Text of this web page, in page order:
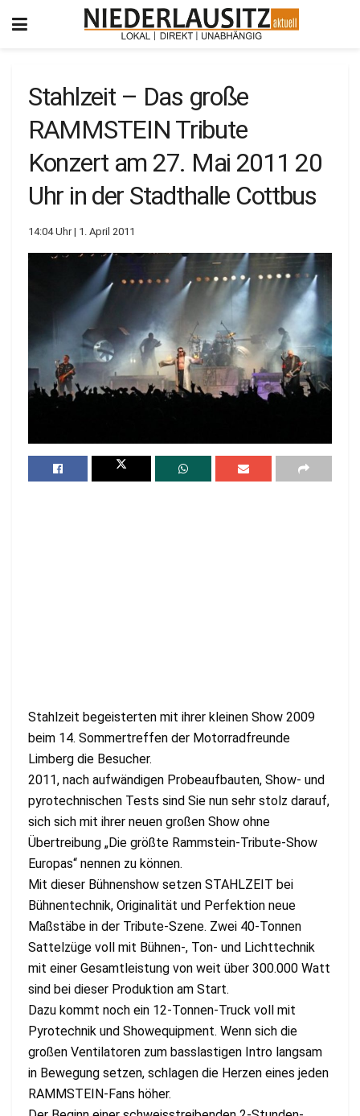
Stahlzeit – Das große
RAMMSTEIN Tribute
Konzert am 27. Mai 2011 20
Uhr in der Stadthalle Cottbus
14:04 Uhr | 1. April 2011
Stahlzeit begeisterten mit ihrer kleinen Show 2009
beim 14. Sommertreffen der Motorradfreunde
Limberg die Besucher.
2011, nach aufwändigen Probeaufbauten, Show- und
pyrotechnischen Tests sind Sie nun sehr stolz darauf,
sich sich mit ihrer neuen großen Show ohne
Übertreibung „Die größte Rammstein-Tribute-Show
Europas“ nennen zu können.
Mit dieser Bühnenshow setzen STAHLZEIT bei
Bühnentechnik, Originalität und Perfektion neue
Maßstäbe in der Tribute-Szene. Zwei 40-Tonnen
Sattelzüge voll mit Bühnen-, Ton- und Lichttechnik
mit einer Gesamtleistung von weit über 300.000 Watt
sind bei dieser Produktion am Start.
Dazu kommt noch ein 12-Tonnen-Truck voll mit
Pyrotechnik und Showequipment. Wenn sich die
großen Ventilatoren zum basslastigen Intro langsam
in Bewegung setzen, schlagen die Herzen eines jeden
RAMMSTEIN-Fans höher.